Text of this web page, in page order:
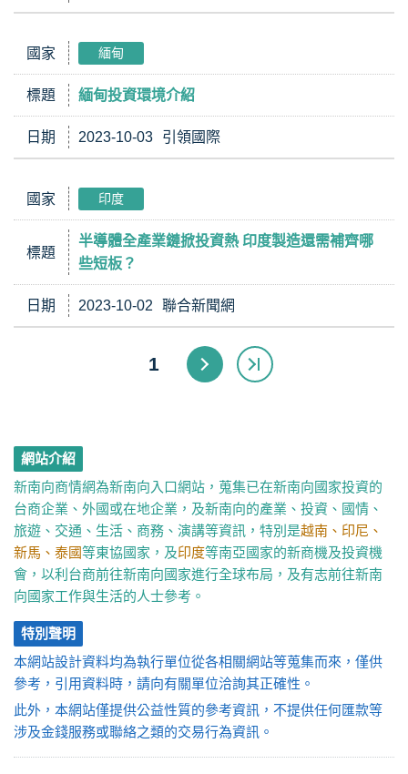
國家 緬甸
標題 緬甸投資環境介紹
日期 2023-10-03 引領國際
國家 印度
標題
半導體全產業鏈掀投資熱 印度製造還需補齊哪
些短板？
日期 2023-10-02 聯合新聞網
1
網站介紹
新南向商情網為新南向入口網站，蒐集已在新南向國家投資的
台商企業、外國或在地企業，及新南向的產業、投資、國情、
旅遊、交通、生活、商務、演講等資訊，特別是越南、印尼、
新馬、泰國等東協國家，及印度等南亞國家的新商機及投資機
會，以利台商前往新南向國家進行全球布局，及有志前往新南
向國家工作與生活的人士參考。
特別聲明
本網站設計資料均為執行單位從各相關網站等蒐集而來，僅供
參考，引用資料時，請向有關單位洽詢其正確性。
此外，本網站僅提供公益性質的參考資訊，不提供任何匯款等
涉及金錢服務或聯絡之類的交易行為資訊。